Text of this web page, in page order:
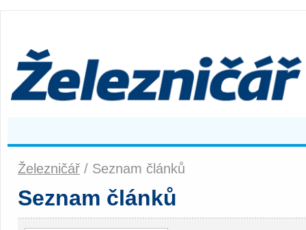
Železničář / Seznam článků
Seznam článků